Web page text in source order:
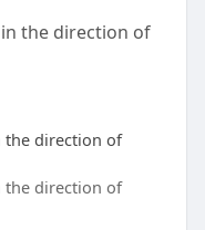
the direction of
the direction of
the direction of